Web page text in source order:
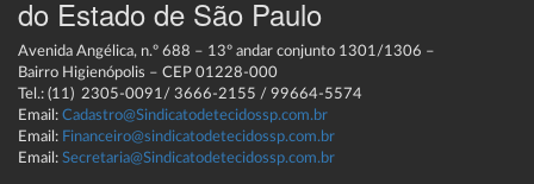
do Estado de São Paulo
Avenida Angélica, n.º 688 – 13º andar conjunto 1301/1306 –
Bairro Higienópolis – CEP 01228-000
Tel.: (11) 2305-0091/ 3666-2155 / 99664-5574
Email: Cadastro@Sindicatodetecidossp.com.br
Email: Financeiro@sindicatodetecidossp.com.br
Email: Secretaria@Sindicatodetecidossp.com.br